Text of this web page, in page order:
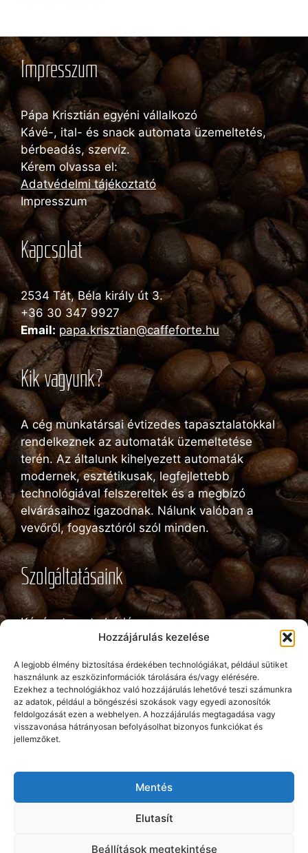
Hozzájárulás kezelése
A legjobb élmény biztosítása érdekében technológiákat, például sütiket
használunk az eszközinformációk tárolására és/vagy elérésére.
Ezekhez a technológiákhoz való hozzájárulás lehetővé teszi számunkra
az adatok, például a böngészési szokások vagy egyedi azonosítók
feldolgozását ezen a webhelyen. A hozzájárulás megtagadása vagy
visszavonása hátrányosan befolyásolhat bizonyos funkciókat és
jellemzőket.
Mentés
Elutasít
Beállítások megtekintése
Impresszum
Pápa Krisztián egyéni vállalkozó
Kávé-, ital- és snack automata üzemeltetés,
bérbeadás, szervíz.
Kérem olvassa el:
Adatvédelmi tájékoztató
Impresszum
Kapcsolat
2534 Tát, Béla király út 3.
+36 30 347 9927
Email: papa.krisztian@caffeforte.hu
Kik vagyunk?
A cég munkatársai évtizedes tapasztalatokkal
rendelkeznek az automaták üzemeltetése
terén. Az általunk kihelyezett automaták
modernek, esztétikusak, legfejlettebb
technológiával felszereltek és a megbízó
elvárásaihoz igazodnak. Nálunk valóban a
vevőről, fogyasztóról szól minden.
Szolgáltatásaink
Kávéautomata bérlés
Snack automata bérlés
Szódagép bérlés
Hidegital automata bérlés
Vezérlő áramkör javítás